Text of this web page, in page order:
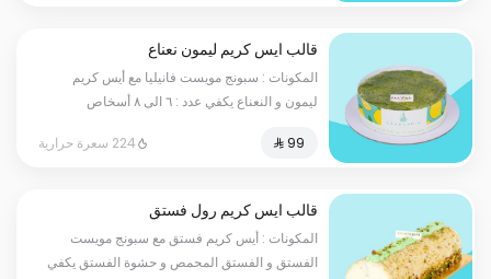
قالب ايس كريم ليمون نعناع
المكونات : سبونج مويست فانيليا مع أيس كريم
ليمون و النعناع يكفي عدد : ٦ الى ٨ أسخاص
224 سعرة حرارية
قالب ايس كريم رول فستق
المكونات : أيس كريم فستق مع سبونج مويست
الفستق و الفستق المحمص و حشوة الفستق يكفي